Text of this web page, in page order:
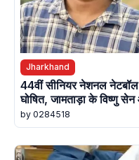
Jharkhand
44वीं सीनियर नेशनल नेटबॉल
घोषित, जामताड़ा के विष्णु
by 0284518